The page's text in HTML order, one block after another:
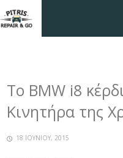
Το BMW i8
Κινητήρα της
18 ΙΟΥΝΊΟΥ, 2015